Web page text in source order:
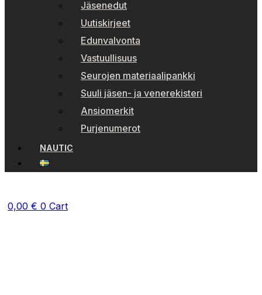
Jäsenedut
Uutiskirjeet
Edunvalvonta
Vastuullisuus
Seurojen materiaalipankki
Suuli jäsen- ja venerekisteri
Ansiomerkit
Purjenumerot
NAUTIC
0,00 € 0 Cart